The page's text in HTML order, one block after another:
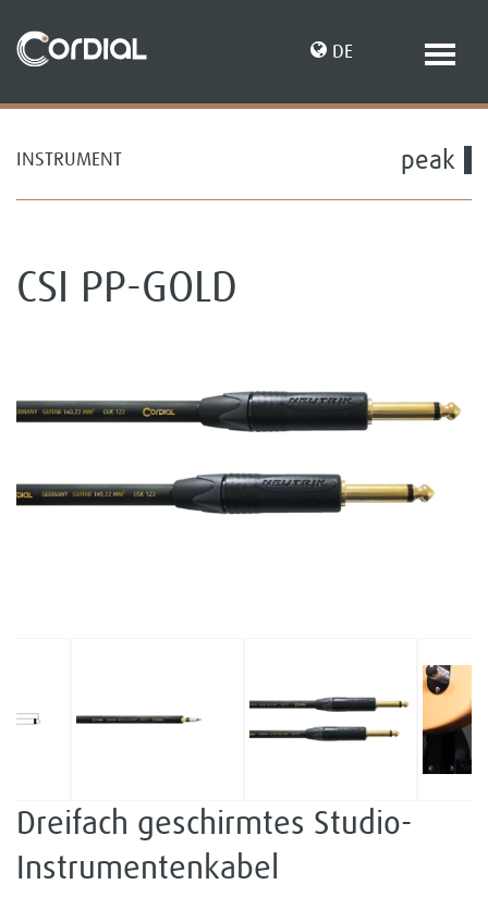
DE
INSTRUMENT peak
CSI PP-GOLD
Dreifach geschirmtes Studio-
Instrumentenkabel